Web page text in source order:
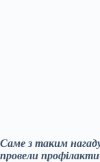
Саме з таким
провели